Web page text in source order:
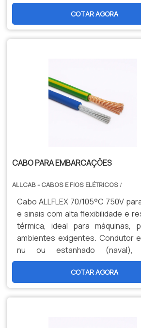
durabilidade, segurança
manutenção. Opções
produção nacional e
especializada para sua indústria.
COTAR AGORA
CABO PARA EMBARCAÇÕES
ALLCAB - CABOS E FIOS ELÉTRICOS /
Cabo ALLFLEX 70/105°C 750V
e sinais com alta flexibilidade e
térmica, ideal para máquinas,
ambientes exigentes. Condutor
nu ou estanhado (naval),
durabilidade, segurança
manutenção. Opções
produção nacional e
especializada para sua indústria.
COTAR AGORA